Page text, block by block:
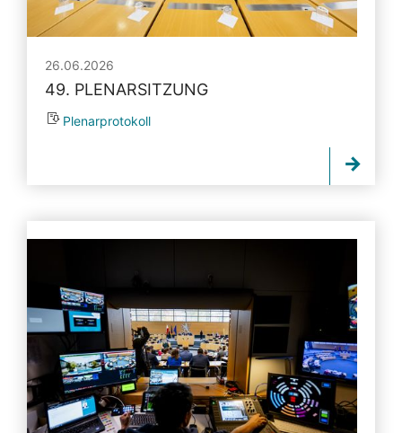
26.06.2026
49. PLENARSITZUNG
Plenarprotokoll